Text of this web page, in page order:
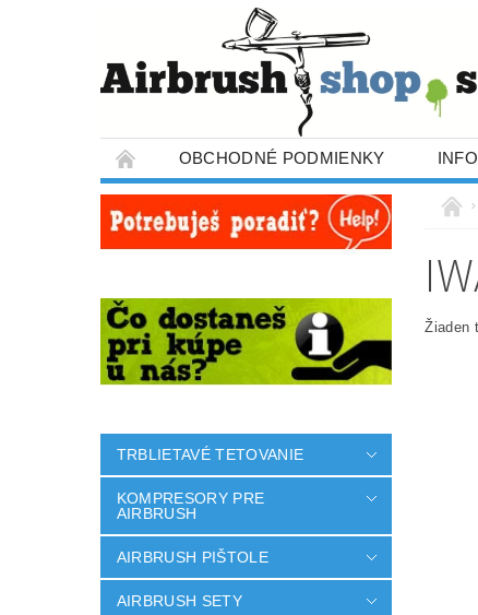
OBCHODNÉ PODMIENKY
TRBLIETAVÉ TETOVANIE
KOMPRESORY PRE
AIRBRUSH
AIRBRUSH PIŠTOLE
AIRBRUSH SETY
Žiaden